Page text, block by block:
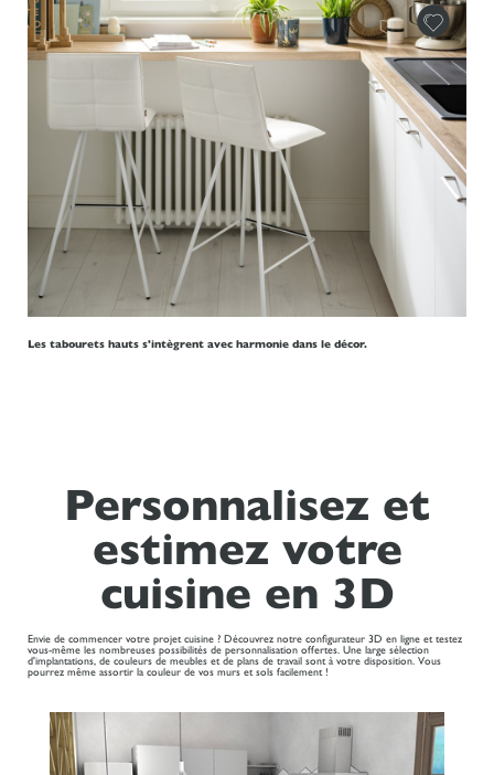
Les tabourets hauts s'intègrent avec harmonie dans le décor.
Personnalisez et
estimez votre
cuisine en 3D
Envie de commencer votre projet cuisine ? Découvrez notre configurateur 3D en ligne et testez
vous-même les nombreuses possibilités de personnalisation offertes. Une large sélection
d'implantations, de couleurs de meubles et de plans de travail sont à votre disposition. Vous
pourrez même assortir la couleur de vos murs et sols facilement !